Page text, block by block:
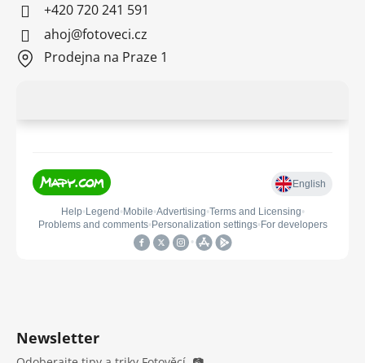
+420 720 241 591
ahoj@fotoveci.cz
Prodejna na Praze 1
Newsletter